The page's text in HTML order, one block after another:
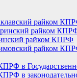
райком
райком
райком КПРФ
райком
в
в